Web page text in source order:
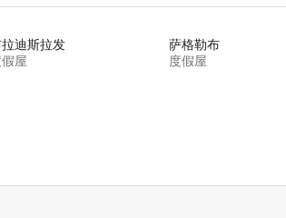
迪斯拉发
屋
萨格勒布
度假屋